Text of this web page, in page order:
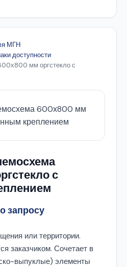
МГН·
доступности·
мм оргстекло с
с
запросу
или территории.
заказчиком. Сочетает в
выпуклые) элементы